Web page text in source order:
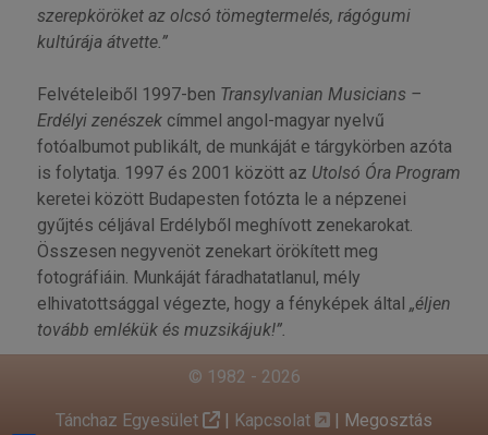
szerepköröket az olcsó tömegtermelés, rágógumi
kultúrája átvette.”
Felvételeiből 1997-ben Transylvanian Musicians –
Erdélyi zenészekcímmel angol-magyar nyelvű
fotóalbumot publikált, de munkáját e tárgykörben azóta
is folytatja. 1997 és 2001 között az Utolsó Óra Program
keretei között Budapesten fotózta le a népzenei
gyűjtés céljával Erdélyből meghívott zenekarokat.
Összesen negyvenöt zenekart örökített meg
fotográfiáin. Munkáját fáradhatatlanul, mély
elhivatottsággal végezte, hogy a fényképek által „éljen
tovább emlékük és muzsikájuk!”.
© 1982 - 2026
Tánchaz Egyesület | Kapcsolat | Megosztás